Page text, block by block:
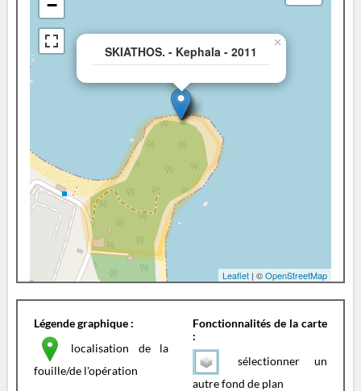
SKIATHOS. - Kephala - 2011
×
−
Leaflet | ©OpenStreetMap
Légende graphique :
localisation de la
fouille/de l'opération
Fonctionnalités de la carte
:
sélectionner un
autre fond de plan